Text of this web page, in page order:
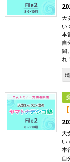
天
い
本
自
間
れ！
天
い
本
自